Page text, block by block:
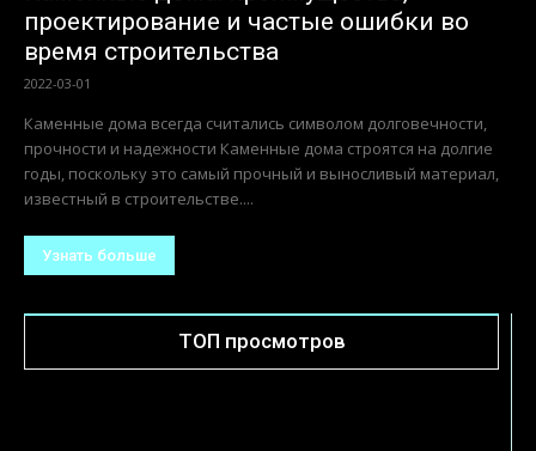
проектирование и частые ошибки во
время строительства
2022-03-01
Каменные дома всегда считались символом долговечности,
прочности и надежности Каменные дома строятся на долгие
годы, поскольку это самый прочный и выносливый материал,
известный в строительстве....
Узнать больше
ТОП просмотров